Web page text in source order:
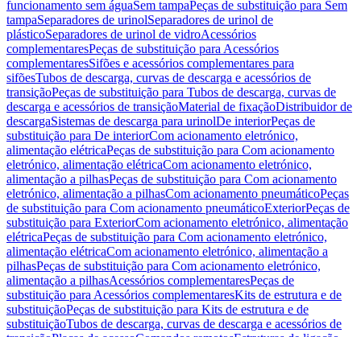
funcionamento sem águaSem tampaPeças de substituição para Sem
tampaSeparadores de urinolSeparadores de urinol de
plásticoSeparadores de urinol de vidroAcessórios
complementaresPeças de substituição para Acessórios
complementaresSifões e acessórios complementares para
sifõesTubos de descarga, curvas de descarga e acessórios de
transiçãoPeças de substituição para Tubos de descarga, curvas de
descarga e acessórios de transiçãoMaterial de fixaçãoDistribuidor de
descargaSistemas de descarga para urinolDe interiorPeças de
substituição para De interiorCom acionamento eletrónico,
alimentação elétricaPeças de substituição para Com acionamento
eletrónico, alimentação elétricaCom acionamento eletrónico,
alimentação a pilhasPeças de substituição para Com acionamento
eletrónico, alimentação a pilhasCom acionamento pneumáticoPeças
de substituição para Com acionamento pneumáticoExteriorPeças de
substituição para ExteriorCom acionamento eletrónico, alimentação
elétricaPeças de substituição para Com acionamento eletrónico,
alimentação elétricaCom acionamento eletrónico, alimentação a
pilhasPeças de substituição para Com acionamento eletrónico,
alimentação a pilhasAcessórios complementaresPeças de
substituição para Acessórios complementaresKits de estrutura e de
substituiçãoPeças de substituição para Kits de estrutura e de
substituiçãoTubos de descarga, curvas de descarga e acessórios de